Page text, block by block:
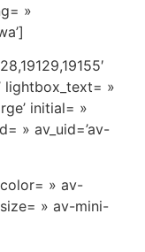
»
lightbox_text= »
initial= »
» av_uid=’av-
» av-
» av-mini-